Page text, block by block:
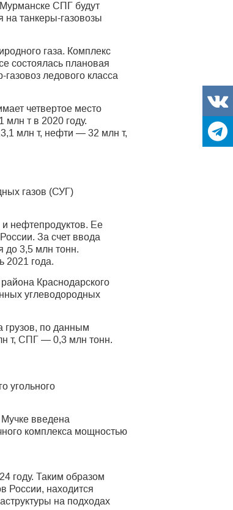
СПГ будут
на танкеры-газовозы
газа. Комплекс
состоялась плановая
ледового класса
четвертое место
млн т в 2020 году.
млн т, нефти — 32 млн т,
газов (СУГ)
нефтепродуктов. Ее
За счет ввода
до 3,5 млн тонн.
2021 года.
Краснодарского
углеводородных
грузов, по данным
т, СПГ — 0,3 млн тонн.
угольного
введена
комплекса мощностью
году. Таким образом
России, находится
на подходах